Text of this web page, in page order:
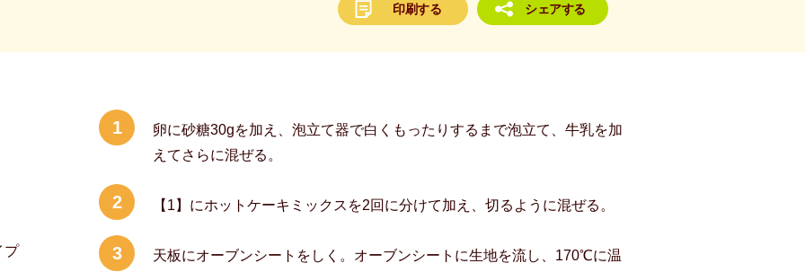
印刷する シェアする
プ
1
卵に砂糖30gを加え、泡立て器で白くもったりするまで泡立て、牛乳を加
えてさらに混ぜる。
2 【1】にホットケーキミックスを2回に分けて加え、切るように混ぜる。
3
天板にオーブンシートをしく。オーブンシートに生地を流し、170℃に温